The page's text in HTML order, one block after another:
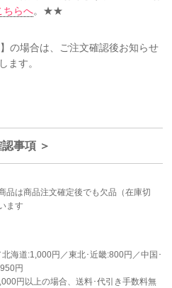
ちらへ。★★
の場合は、ご注文確認後お知らせ
ます。
認事項 ＞
品は商品注文確定後でも欠品（在庫切
ます
海道:1,000円／東北･近畿:800円／中国･
円
円以上の場合、送料･代引き手数料無